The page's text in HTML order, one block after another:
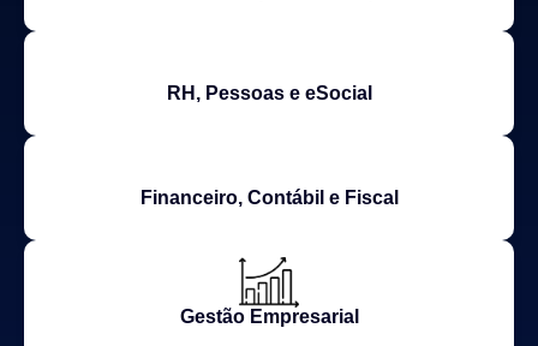
RH, Pessoas e eSocial
Financeiro, Contábil e Fiscal
Gestão Empresarial